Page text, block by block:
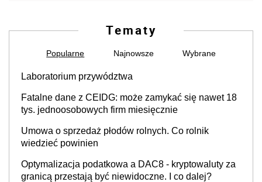
Tematy
Popularne Najnowsze Wybrane
Laboratorium przywództwa
Fatalne dane z CEIDG: może zamykać się nawet 18
tys. jednoosobowych firm miesięcznie
Umowa o sprzedaż płodów rolnych. Co rolnik
wiedzieć powinien
Optymalizacja podatkowa a DAC8 - kryptowaluty za
granicą przestają być niewidoczne. I co dalej?